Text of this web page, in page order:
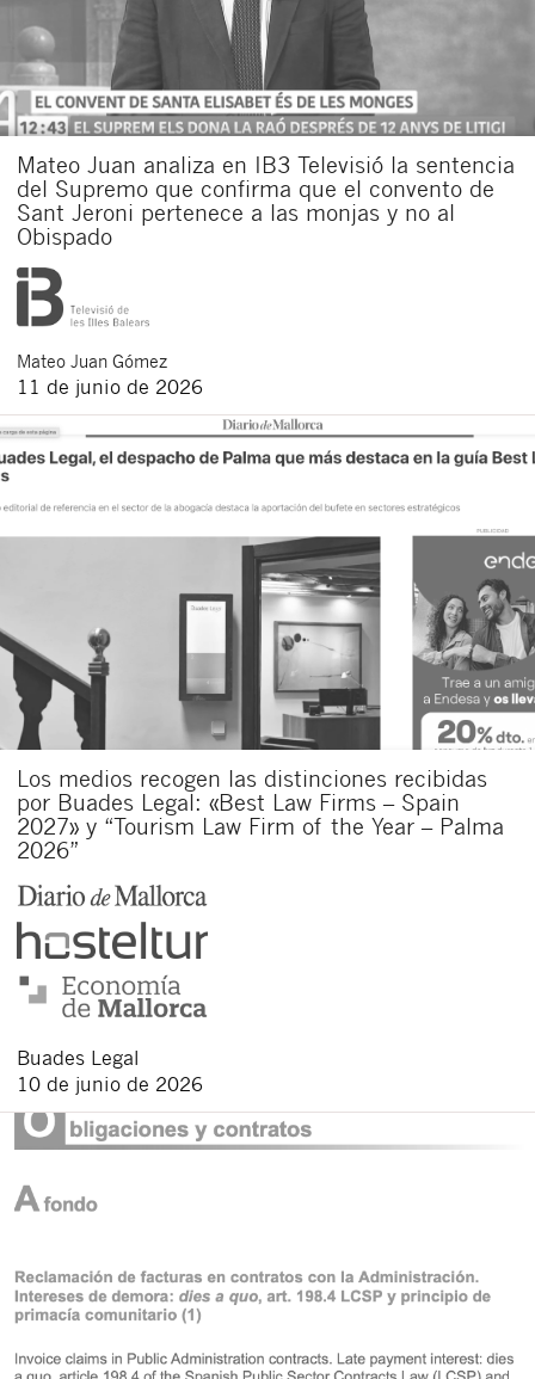
Mateo Juan analiza en IB3 Televisió la sentencia
del Supremo que confirma que el convento de
Sant Jeroni pertenece a las monjas y no al
Obispado
Mateo Juan Gómez
11 de junio de 2026
Los medios recogen las distinciones recibidas
por Buades Legal: «Best Law Firms – Spain
2027» y “Tourism Law Firm of the Year – Palma
2026”
Buades Legal
10 de junio de 2026